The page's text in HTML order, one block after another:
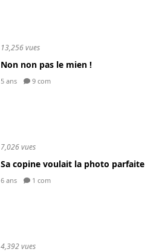
13,256 vues
Non non pas le mien !
5 ans 9 com
7,026 vues
Sa copine voulait la photo parfaite
6 ans 1 com
4,392 vues